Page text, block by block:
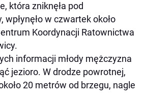
która zniknęła pod
w czwartek około
Koordynacji Ratownictwa
informacji młody mężczyzna
jezioro. W drodze powrotnej,
20 metrów od brzegu, nagle